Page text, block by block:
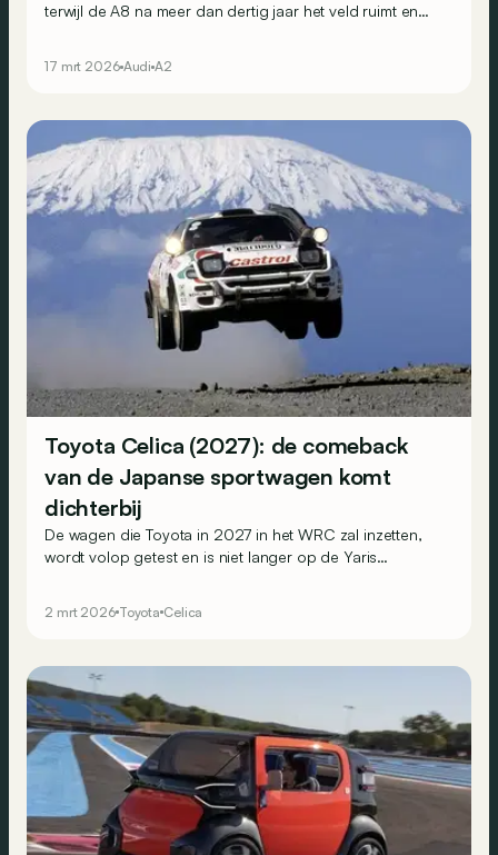
terwijl de A8 na meer dan dertig jaar het veld ruimt en
17 mrt 2026 Audi A2
Toyota Celica (2027): de comeback
van de Japanse sportwagen komt
dichterbij
De wagen die Toyota in 2027 in het WRC zal inzetten,
wordt volop getest en is niet langer op de Yaris
2 mrt 2026 Toyota Celica